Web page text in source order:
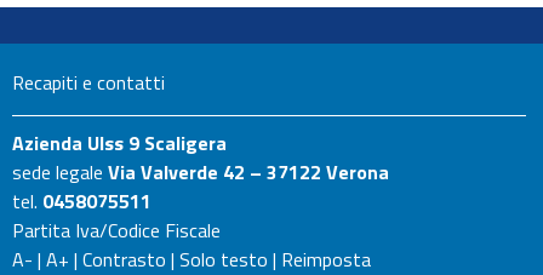
Recapiti e contatti
Azienda Ulss 9 Scaligera
sede legale Via Valverde 42 – 37122 Verona
tel. 0458075511
Partita Iva/Codice Fiscale
A- | A+ | Contrasto | Solo testo | Reimposta